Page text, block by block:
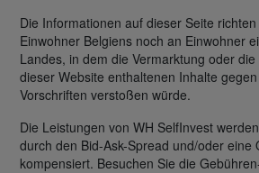
Die Informationen auf dieser Seite
Einwohner Belgiens noch an Einwohner
Landes, in dem die Vermarktung oder
dieser Website enthaltenen Inhalte
Vorschriften verstoßen würde.
Die Leistungen von WH SelfInvest
durch den Bid-Ask-Spread und/oder eine
kompensiert. Besuchen Sie die